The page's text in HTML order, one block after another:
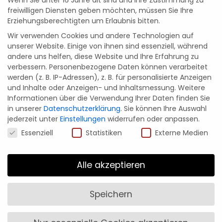
Transfer
on
Pickup
Sichere Bezahlung
Verschlüsselung & Schutz
Deiner persönlichen Daten.
freiwilligen Diensten geben möchten, müssen Sie Ihre
Erziehungsberechtigten um Erlaubnis bitten.
Wir verwenden Cookies und andere Technologien auf
unserer Website. Einige von ihnen sind essenziell, während
andere uns helfen, diese Website und Ihre Erfahrung zu
verbessern. Personenbezogene Daten können verarbeitet
werden (z. B. IP-Adressen), z. B. für personalisierte Anzeigen
und Inhalte oder Anzeigen- und Inhaltsmessung. Weitere
Informationen über die Verwendung Ihrer Daten finden Sie
in unserer Datenschutzerklärung. Sie können Ihre Auswahl
jederzeit unter Einstellungen widerrufen oder anpassen.
Magst du Cookies? 🍪
Essenziell Statistiken Externe Medien
Alle akzeptieren
Speichern